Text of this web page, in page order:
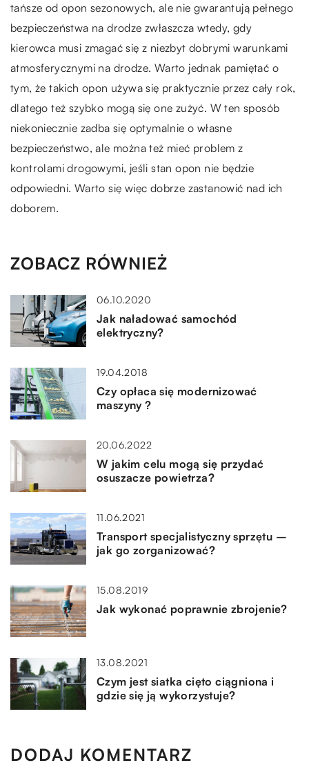
tańsze od opon sezonowych, ale nie gwarantują pełnego
bezpieczeństwa na drodze zwłaszcza wtedy, gdy
kierowca musi zmagać się z niezbyt dobrymi warunkami
atmosferycznymi na drodze. Warto jednak pamiętać o
tym, że takich opon używa się praktycznie przez cały rok,
dlatego też szybko mogą się one zużyć. W ten sposób
niekoniecznie zadba się optymalnie o własne
bezpieczeństwo, ale można też mieć problem z
kontrolami drogowymi, jeśli stan opon nie będzie
odpowiedni. Warto się więc dobrze zastanowić nad ich
doborem.
ZOBACZ RÓWNIEŻ
06.10.2020
Jak naładować samochód
elektryczny?
19.04.2018
Czy opłaca się modernizować
maszyny ?
20.06.2022
W jakim celu mogą się przydać
osuszacze powietrza?
11.06.2021
Transport specjalistyczny sprzętu –
jak go zorganizować?
15.08.2019
Jak wykonać poprawnie zbrojenie?
13.08.2021
Czym jest siatka cięto ciągniona i
gdzie się ją wykorzystuje?
DODAJ KOMENTARZ